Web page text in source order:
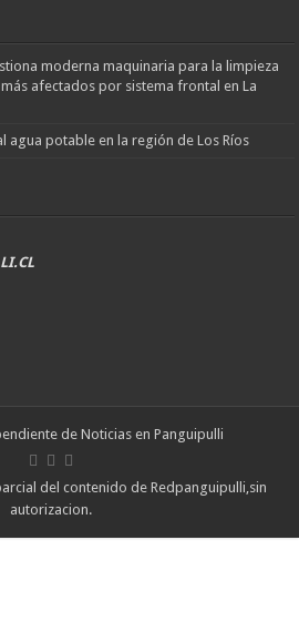
moderna maquinaria para la limpieza
afectados por sistema frontal en La
agua potable en la región de Los Ríos
de Noticias en Panguipulli
del contenido de Redpanguipulli,sin
autorizacion.